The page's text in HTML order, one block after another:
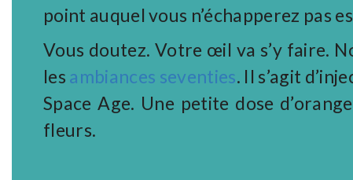
point auquel vous n’échapperez pas
Vous doutez. Votre œil va s’y faire.
les ambiances seventies. Il s’agit
Space Age. Une petite dose
fleurs.